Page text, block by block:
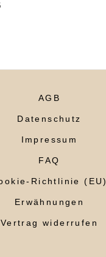
AGB
Datenschutz
Impressum
FAQ
Richtlinie (EU)
Erwähnungen
Vertrag widerrufen